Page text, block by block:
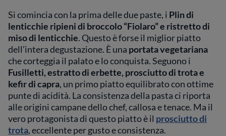
Si comincia con la prima delle due paste, i Plin di
lenticchie ripieni di broccolo “Fiolaro” e ristretto di
miso di lenticchie. Questo è forse il miglior piatto
dell’intera degustazione. È una portata vegetariana
che corteggia il palato e lo conquista. Seguono i
Fusilletti, estratto di erbette, prosciutto di trota e
kefir di capra, un primo piatto equilibrato con ottime
punte di acidità. La consistenza della pasta ci riporta
alle origini campane dello chef, callosa e tenace. Ma il
vero protagonista di questo piatto è il prosciutto di
trota, eccellente per gusto e consistenza.